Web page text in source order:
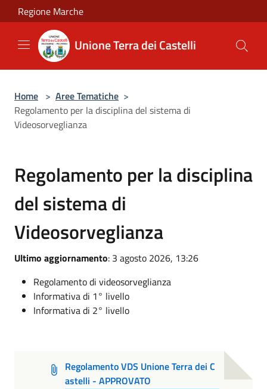
Salta al contenuto principale
Regione Marche
Unione Terra dei Castelli
Home > Aree Tematiche >
Regolamento per la disciplina del sistema di
Videosorveglianza
Regolamento per la disciplina
del sistema di
Videosorveglianza
Ultimo aggiornamento: 3 agosto 2026, 13:26
Regolamento di videosorveglianza
Informativa di 1° livello
Informativa di 2° livello
Regolamento VDS Unione Terra dei C
astelli - APPROVATO